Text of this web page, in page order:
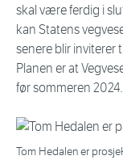
skal være ferdig i
kan Statens
senere blir inviterer
Planen er at
før sommeren 2024.
Tom Hedalen er